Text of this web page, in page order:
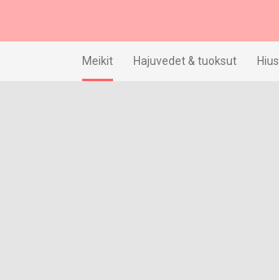
Meikit Hajuvedet & tuoksut